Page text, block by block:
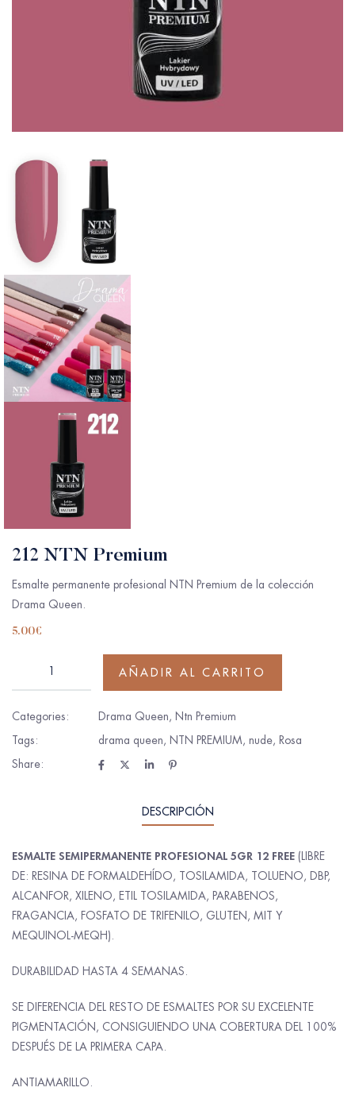
212 NTN Premium
Esmalte permanente profesional NTN Premium de la colección
Drama Queen.
5.00€
AÑADIR AL CARRITO
Categories: Drama Queen, Ntn Premium
Tags:
drama queen, NTN PREMIUM, nude, Rosa
Share:
DESCRIPCIÓN
ESMALTE SEMIPERMANENTE PROFESIONAL 5GR 12 FREE (LIBRE
DE: RESINA DE FORMALDEHÍDO, TOSILAMIDA, TOLUENO, DBP,
ALCANFOR, XILENO, ETIL TOSILAMIDA, PARABENOS,
FRAGANCIA, FOSFATO DE TRIFENILO, GLUTEN, MIT Y
MEQUINOL-MEQH).
DURABILIDAD HASTA 4 SEMANAS.
SE DIFERENCIA DEL RESTO DE ESMALTES POR SU EXCELENTE
PIGMENTACIÓN, CONSIGUIENDO UNA COBERTURA DEL 100%
DESPUÉS DE LA PRIMERA CAPA.
ANTIAMARILLO.